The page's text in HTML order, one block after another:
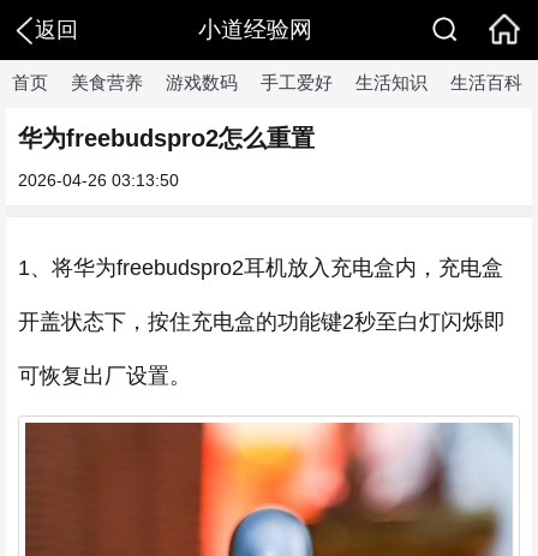
返回 小道经验网
首页 美食营养 游戏数码 手工爱好 生活知识 生活百科
华为freebudspro2怎么重置
2026-04-26 03:13:50
1、将华为freebudspro2耳机放入充电盒内，充电盒
开盖状态下，按住充电盒的功能键2秒至白灯闪烁即
可恢复出厂设置。